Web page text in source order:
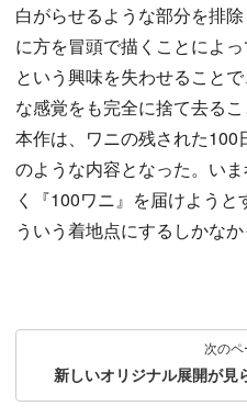
白がらせるような部分を排
に方を冒頭で描くことによ
という興味を失わせること
な感覚をも完全に捨て去る
本作は、ワニの残された
のような内容となった。い
く『100ワニ』を届けよう
ういう着地点にするしかなか
次のペ
新しいオリジナル展開が見